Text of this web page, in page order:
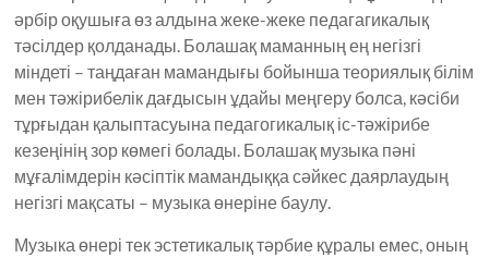
әрбір оқушыға өз алдына жеке-жеке педагагикалық
тәсілдер қолданады. Болашақ маманның ең негізгі
міндеті – таңдаған мамандығы бойынша теориялық білім
мен тәжірибелік дағдысын ұдайы меңгеру болса, кәсіби
тұрғыдан қалыптасуына педагогикалық іс-тәжірибе
кезеңінің зор көмегі болады. Болашақ музыка пәні
мұғалімдерін кәсіптік мамандыққа сәйкес даярлаудың
негізгі мақсаты – музыка өнеріне баулу.
Музыка өнері тек эстетикалық тәрбие құралы емес, оның